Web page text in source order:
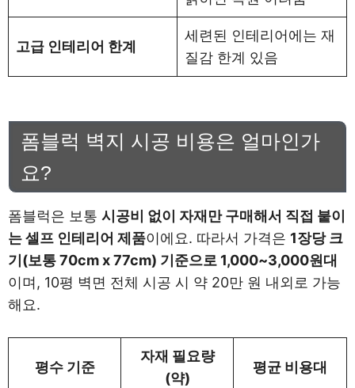
고급 인테리어 한계
세련된 인테리어에는 재
질감 한계 있음
폼블럭 벽지 시공 비용은 얼마인가
요?
폼블럭은 보통 시공비 없이 자재만 구매해서 직접 붙이
는 셀프 인테리어 제품이에요. 따라서 가격은 1장당 크
기(보통 70cm x 77cm) 기준으로 1,000~3,000원대
이며, 10평 벽면 전체 시공 시 약 20만 원 내외로 가능
해요.
평수 기준
자재 필요량
(약)
평균 비용대